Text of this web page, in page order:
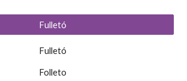
Fulletó
Fulletó
Folleto